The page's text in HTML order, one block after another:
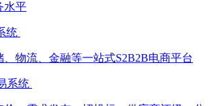
水平
统
物流、金融等一站式S2B2B电商平台
系统